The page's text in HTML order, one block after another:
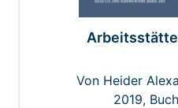
Von Heider
2019,